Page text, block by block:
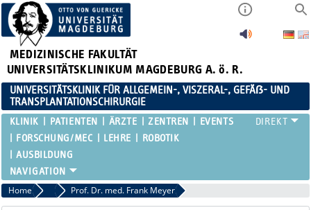
MEDIZINISCHE FAKULTÄT
UNIVERSITÄTSKLINIKUM MAGDEBURG A. ö. R.
UNIVERSITÄTSKLINIK FÜR ALLGEMEIN-, VISZERAL-, GEFÄẞ- UND
TRANSPLANTATIONSCHIRURGIE
KLINIK PATIENTEN ÄRZTE ZENTREN
EVENTS
FORSCHUNG/MEC
LEHRE
ROBOTIK
AUSBILDUNG
Home Oberärztinnen / Oberärzte Übersicht
Prof. Dr. med. Frank Meyer